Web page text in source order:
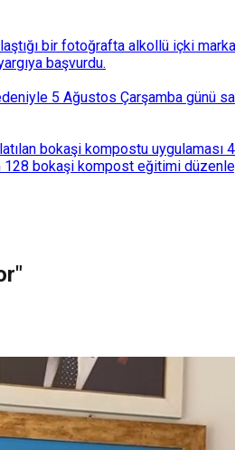
bir fotoğrafta alkollü içki
başvurdu.
5 Ağustos Çarşamba günü
bokaşi kompostu
128 bokaşi kompost eğitimi